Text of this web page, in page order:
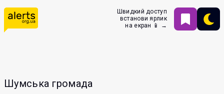
Швидкий доступ
встанови ярлик
на екран 📱 →
Шумська громада